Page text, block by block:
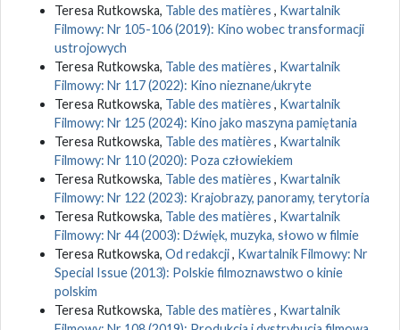
Teresa Rutkowska, Table des matières , Kwartalnik
Filmowy: Nr 105-106 (2019): Kino wobec transformacji
ustrojowych
Teresa Rutkowska, Table des matières , Kwartalnik
Filmowy: Nr 117 (2022): Kino nieznane/ukryte
Teresa Rutkowska, Table des matières , Kwartalnik
Filmowy: Nr 125 (2024): Kino jako maszyna pamiętania
Teresa Rutkowska, Table des matières , Kwartalnik
Filmowy: Nr 110 (2020): Poza człowiekiem
Teresa Rutkowska, Table des matières , Kwartalnik
Filmowy: Nr 122 (2023): Krajobrazy, panoramy, terytoria
Teresa Rutkowska, Table des matières , Kwartalnik
Filmowy: Nr 44 (2003): Dźwięk, muzyka, słowo w filmie
Teresa Rutkowska, Od redakcji, Kwartalnik Filmowy: Nr
Special Issue (2013): Polskie filmoznawstwo o kinie
polskim
Teresa Rutkowska, Table des matières , Kwartalnik